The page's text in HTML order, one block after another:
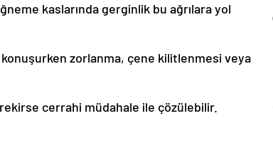
kaslarında gerginlik bu ağrılara yol
zorlanma, çene kilitlenmesi veya
cerrahi müdahale ile çözülebilir.